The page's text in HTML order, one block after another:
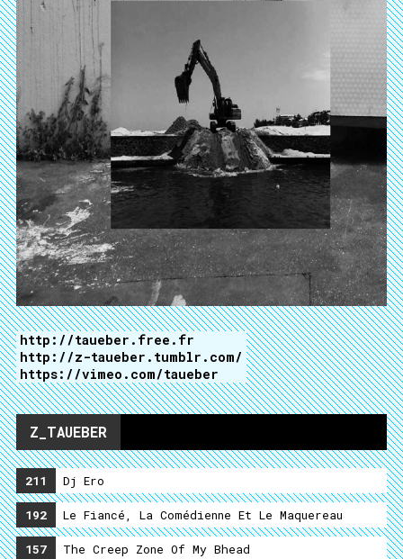
http://taueber.free.fr
http://z-taueber.tumblr.com/
https://vimeo.com/taueber
Z_TAUEBER
211 Dj Ero
192 Le Fiancé, La Comédienne Et Le Maquereau
157 The Creep Zone Of My Bhead